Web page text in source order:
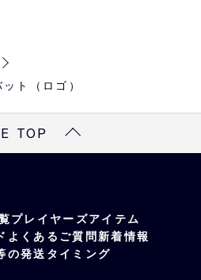
ト（ロゴ）
TOP
プレイヤーズアイテム
よくあるご質問新着情報
の発送タイミング